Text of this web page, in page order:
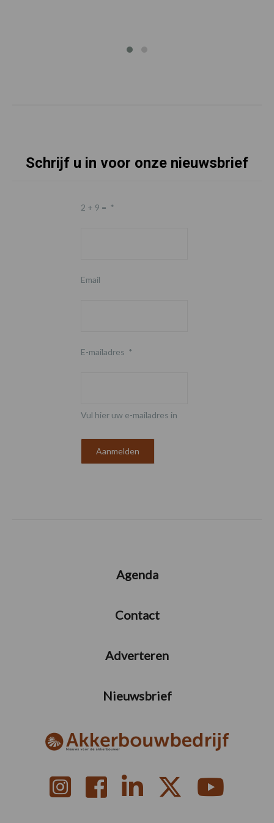
Schrijf u in voor onze nieuwsbrief
2 + 9 = *
Email
E-mailadres *
Vul hier uw e-mailadres in
Agenda
Contact
Adverteren
Nieuwsbrief